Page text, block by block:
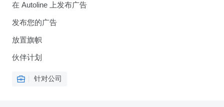
在 Autoline 上发布广告
发布您的广告
放置旗帜
伙伴计划
针对公司